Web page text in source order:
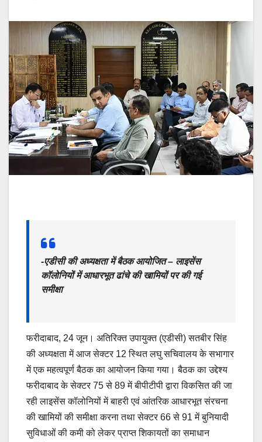
-एडीसी की अध्यक्षता में बैठक आयोजित – लाइसेंस
कॉलोनियों में आधारभूत ढांचे की खामियों पर की गई
समीक्षा
फरीदाबाद, 24 जून। अतिरिक्त उपायुक्त (एडीसी) सतबीर सिंह
की अध्यक्षता में आज सेक्टर 12 स्थित लघु सचिवालय के सभागार
में एक महत्वपूर्ण बैठक का आयोजन किया गया। बैठक का उद्देश्य
फरीदाबाद के सेक्टर 75 से 89 में बीपीटीपी द्वारा विकसित की जा
रही लाइसेंस कॉलोनियों में बाहरी एवं आंतरिक आधारभूत संरचना
की खामियों की समीक्षा करना तथा सेक्टर 66 से 91 में बुनियादी
सुविधाओं की कमी को लेकर प्राप्त शिकायतों का समाधान